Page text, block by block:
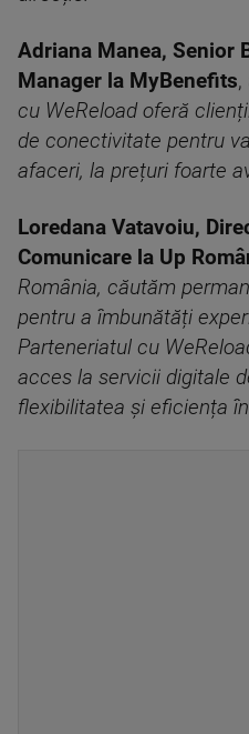
Adriana Manea, Senior
Manager la MyBenefits,
cu WeReload oferă
de conectivitate pentru
afaceri, la prețuri foarte
Loredana Vatavoiu,
Comunicare la Up
România, căutăm
pentru a îmbunătăți
Parteneriatul cu
acces la servicii digitale
flexibilitatea și eficiența